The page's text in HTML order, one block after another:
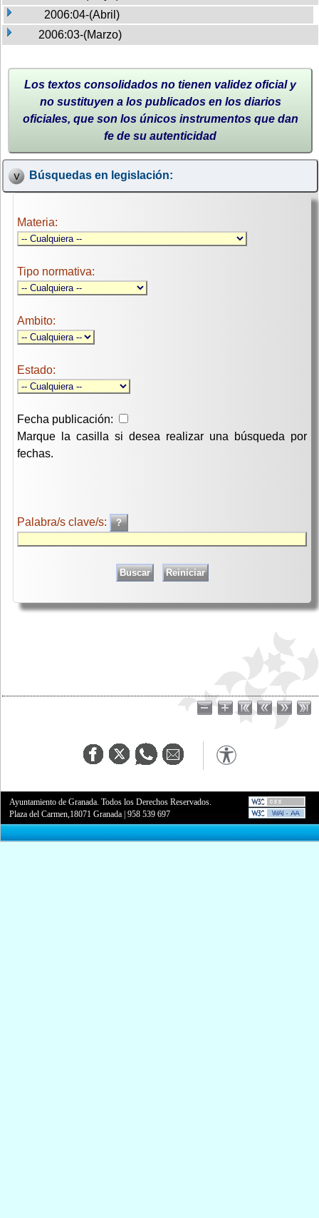
2006:04-(Abril)
2006:03-(Marzo)
Los textos consolidados no tienen validez oficial y
no sustituyen a los publicados en los diarios
oficiales, que son los únicos instrumentos que dan
fe de su autenticidad
Búsquedas en legislación:
Materia:
Tipo normativa:
Ambito:
Estado:
Fecha publicación:
Marque la casilla si desea realizar una búsqueda por
fechas.
Palabra/s clave/s:
Ayuntamiento de Granada. Todos los Derechos Reservados.
Plaza del Carmen,18071 Granada |958 539 697